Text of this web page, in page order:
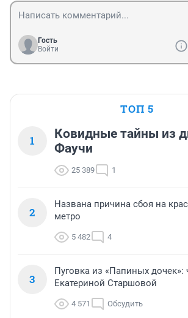
Гость
Войти
ТОП 5
1
Ковидные тайны из
Фаучи
25 389 1
2
Названа причина сбоя на
метро
5 482 4
3
Пуговка из «Папиных дочек»:
Екатериной Старшовой
4 571 Обсудить